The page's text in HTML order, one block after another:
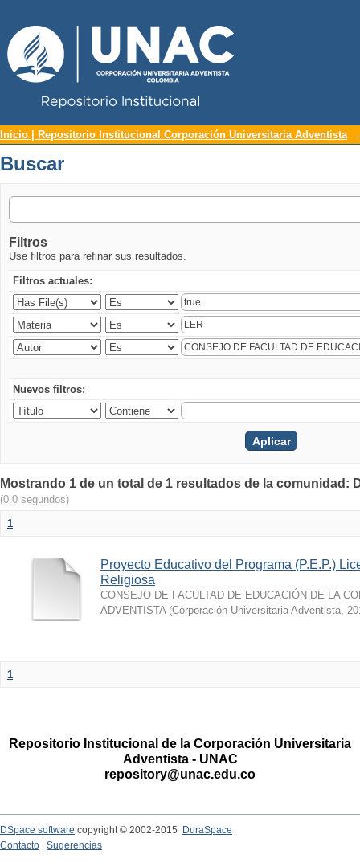
Buscar
Inicio | Repositorio Institucional Corporación Universitaria Adventista
Buscar
Filtros
Use filtros para refinar sus resultados.
Filtros actuales:
Nuevos filtros:
Mostrando 1 de un total de 1 resultados de la comunidad:
(0.0 segundos)
1
Proyecto Educativo del Programa (P.E.P.)
Religiosa
CONSEJO DE FACULTAD DE EDUCACIÓN DE LA
ADVENTISTA (Corporación Universitaria Adventista,
1
Repositorio Institucional de la Corporación Universitaria
Adventista - UNAC
repository@unac.edu.co
DSpace software copyright © 2002-2015
DuraSpace
Contacto
Sugerencias